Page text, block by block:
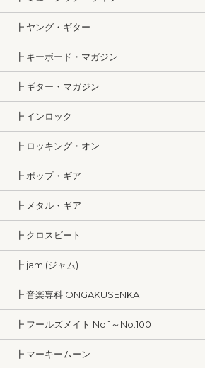
┣ ヤング・ギター
┣ キーボード・マガジン
┣ ギター・マガジン
┣ インロック
┣ ロッキング・オン
┣ ポップ・ギア
┣ メタル・ギア
┣ クロスビート
┣ jam (ジャム)
┣ 音楽専科 ONGAKUSENKA
┣ フールズメイト No.1～No.100
┣ マーキームーン